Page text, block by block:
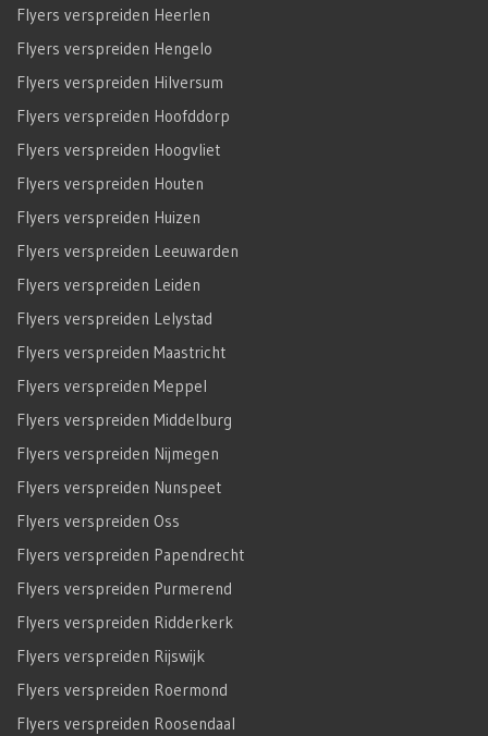
Flyers verspreiden Heerlen
Flyers verspreiden Hengelo
Flyers verspreiden Hilversum
Flyers verspreiden Hoofddorp
Flyers verspreiden Hoogvliet
Flyers verspreiden Houten
Flyers verspreiden Huizen
Flyers verspreiden Leeuwarden
Flyers verspreiden Leiden
Flyers verspreiden Lelystad
Flyers verspreiden Maastricht
Flyers verspreiden Meppel
Flyers verspreiden Middelburg
Flyers verspreiden Nijmegen
Flyers verspreiden Nunspeet
Flyers verspreiden Oss
Flyers verspreiden Papendrecht
Flyers verspreiden Purmerend
Flyers verspreiden Ridderkerk
Flyers verspreiden Rijswijk
Flyers verspreiden Roermond
Flyers verspreiden Roosendaal